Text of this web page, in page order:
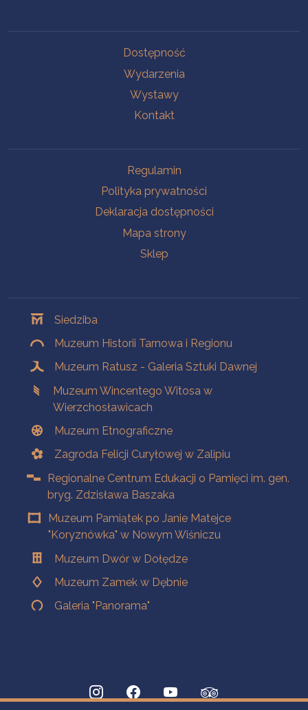
Dostępność
Wydarzenia
Wystawy
Kontakt
Regulamin
Polityka prywatności
Deklaracja dostępności
Mapa strony
Sklep
Siedziba
Muzeum Historii Tarnowa i Regionu
Muzeum Ratusz - Galeria Sztuki Dawnej
Muzeum Wincentego Witosa w
Wierzchosławicach
Muzeum Etnograficzne
Zagroda Felicji Curyłowej w Zalipiu
Regionalne Centrum Edukacji o Pamięci im. gen.
bryg. Zdzisława Baszaka
Muzeum Pamiątek po Janie Matejce
"Koryznówka" w Nowym Wiśniczu
Muzeum Dwór w Dołędze
Muzeum Zamek w Dębnie
Galeria "Panorama"